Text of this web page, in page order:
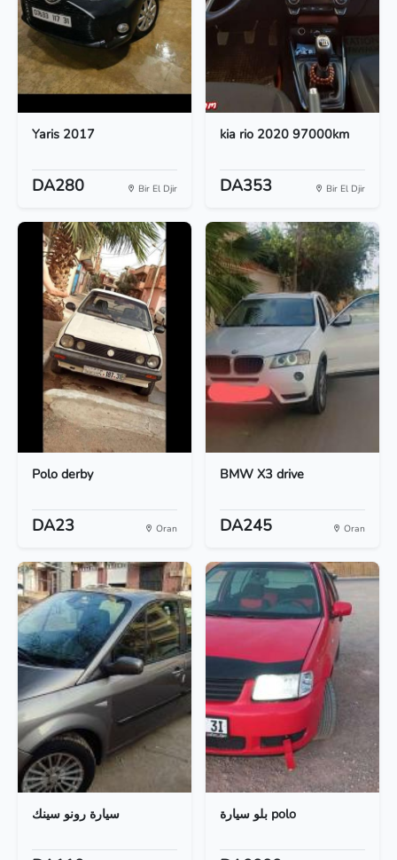
Yaris 2017
DA280 Bir El Djir
kia rio 2020 97000km
DA353 Bir El Djir
Polo derby
DA23 Oran
BMW X3 drive
DA245 Oran
سيارة رونو سينك بلو سيارة polo